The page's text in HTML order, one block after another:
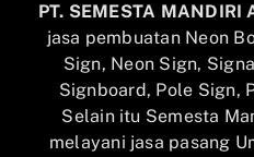
PT. SEMESTA MANDIRI
jasa pembuatan Neon
Sign, Neon Sign,
Signboard, Pole Sign,
Selain itu Semesta
melayani jasa pasang